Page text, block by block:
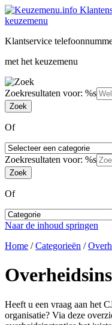
Klantservice
met het keuzemenu
Zoekresultaten voor: %s
Of
Zoekresultaten voor: %s
Of
Naar de inhoud springen
Home /Categorieën /
Heeft u een vraag aan het
organisatie? Via deze